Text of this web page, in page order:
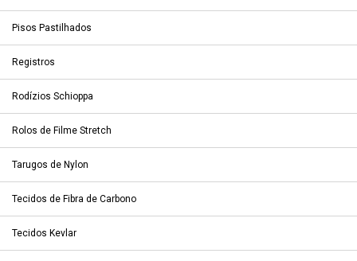
Pisos Pastilhados
Registros
Rodízios Schioppa
Rolos de Filme Stretch
Tarugos de Nylon
Tecidos de Fibra de Carbono
Tecidos Kevlar